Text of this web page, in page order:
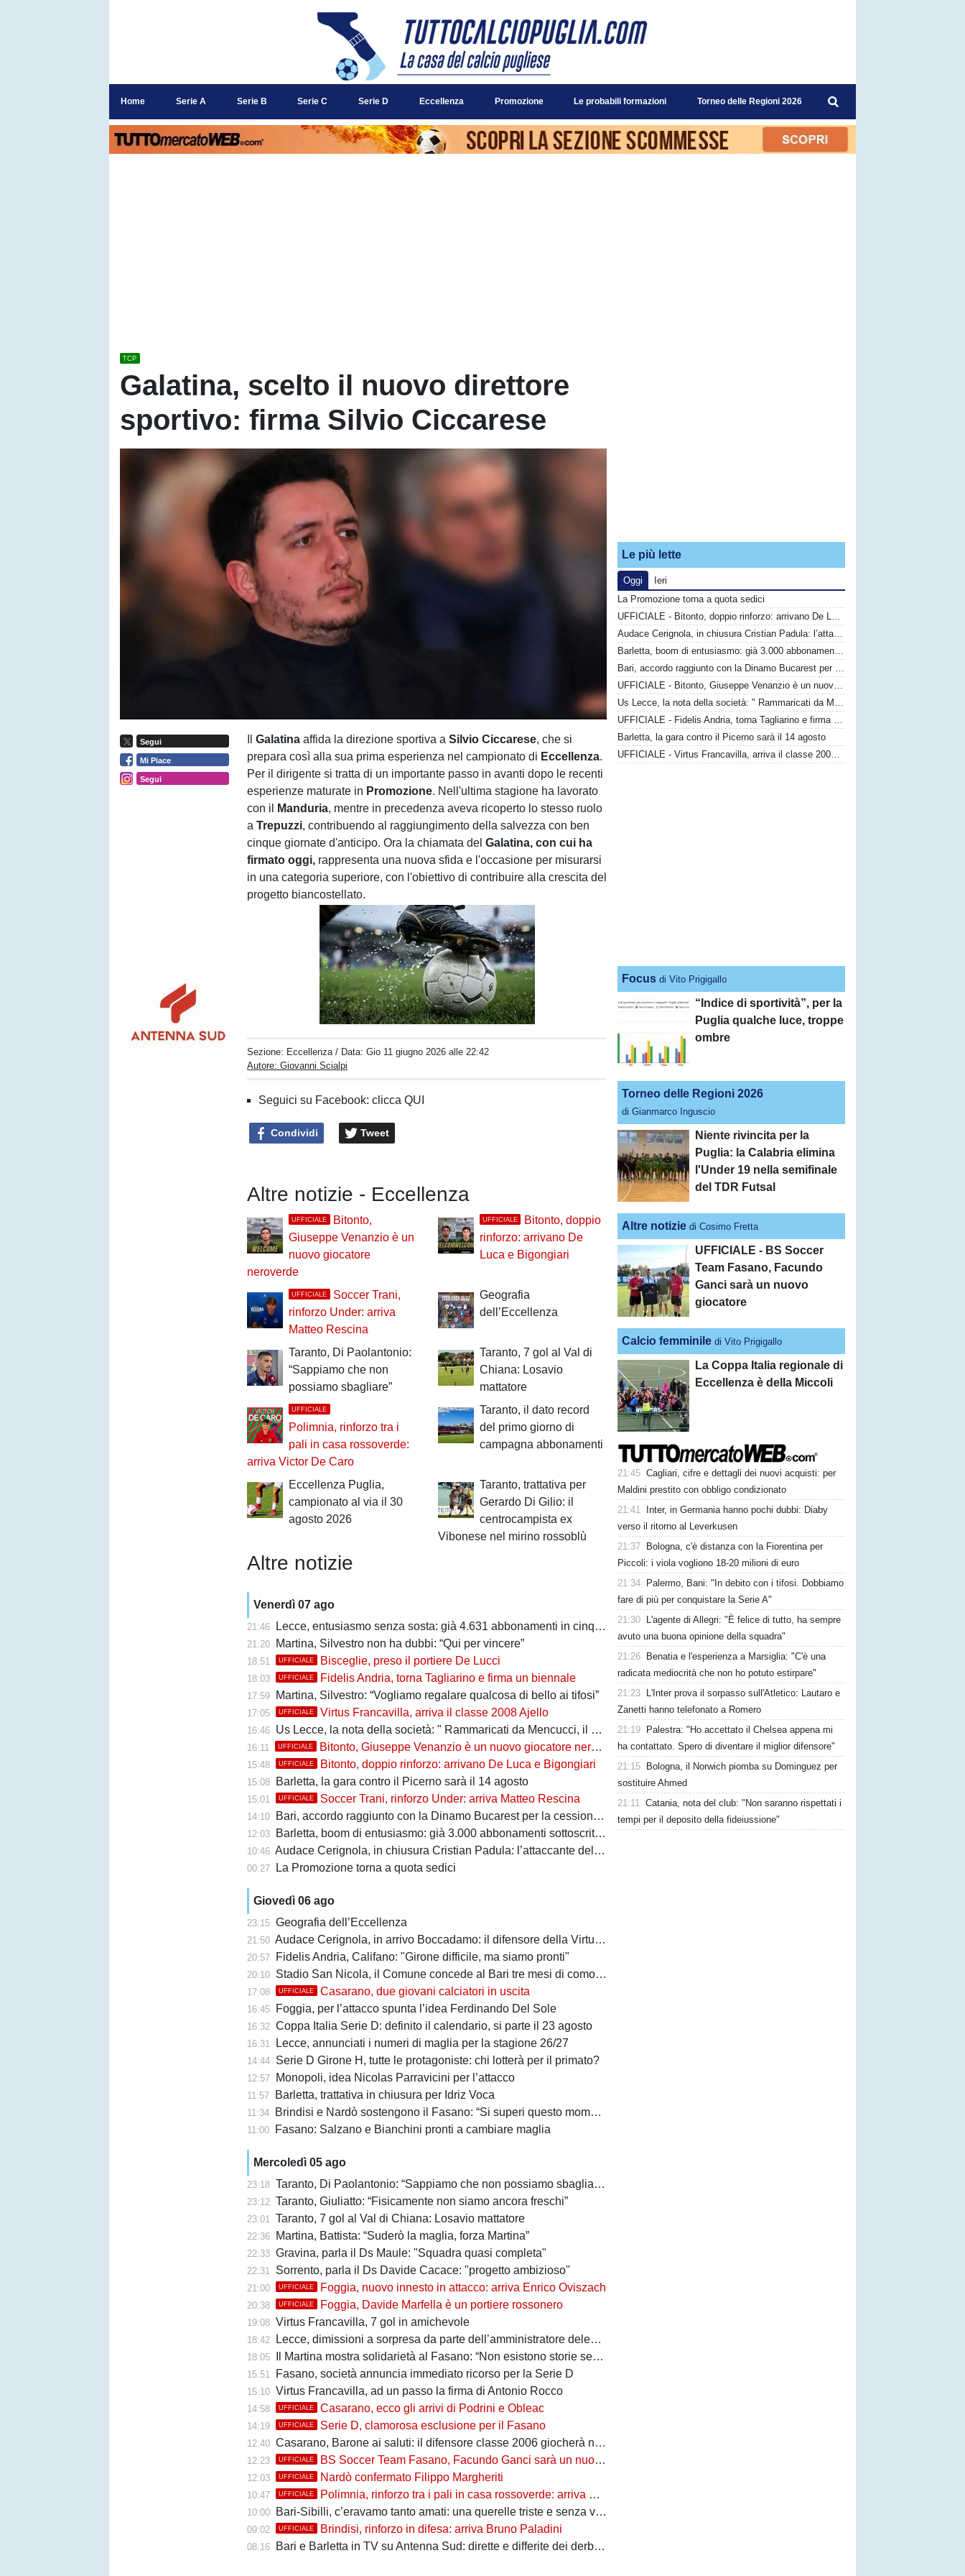
Home Serie A Serie B Serie C Serie D Eccellenza Promozione Le probabili formazioni Torneo delle Regioni 2026
TCP
Galatina, scelto il nuovo direttore
sportivo: firma Silvio Ciccarese
Segui
Mi Piace
Segui
IlGalatinaaffida la direzione sportiva aSilvio Ciccarese, che si
prepara così alla sua prima esperienza nel campionato di Eccellenza.
Per il dirigente si tratta di un importante passo in avanti dopo le recenti
esperienze maturate in Promozione. Nell'ultima stagione ha lavorato
con il
Manduria, mentre in precedenza aveva ricoperto lo stesso ruolo
aTrepuzzi, contribuendo al raggiungimento della salvezza con ben
cinque giornate d'anticipo. Ora la chiamata delGalatina, con cui ha
firmato oggi, rappresenta una nuova sfida e l'occasione per misurarsi
in una categoria superiore, con l'obiettivo di contribuire alla crescita del
progetto biancostellato.
Unmute
Loaded:
100.00%
Sezione: Eccellenza / Data:Gio 11 giugno 2026 alle 22:42
Autore: Giovanni Scialpi
Seguici su Facebook: clicca QUI
Condividi Tweet
Altre notizie - Eccellenza
UFFICIALE
Bitonto,
Giuseppe Venanzio è un
nuovo giocatore
neroverde
UFFICIALE
Bitonto, doppio
rinforzo: arrivano De
Luca e Bigongiari
UFFICIALE
Soccer Trani,
rinforzo Under: arriva
Matteo Rescina
Geografia
dell’Eccellenza
Taranto, Di Paolantonio:
“Sappiamo che non
possiamo sbagliare”
Taranto, 7 gol al Val di
Chiana: Losavio
mattatore
UFFICIALE
Polimnia, rinforzo tra i
pali in casa rossoverde:
arriva Victor De Caro
Taranto, il dato record
del primo giorno di
campagna abbonamenti
Eccellenza Puglia,
campionato al via il 30
agosto 2026
Taranto, trattativa per
Gerardo Di Gilio: il
centrocampista ex
Vibonese nel mirino rossoblù
Altre notizie
Venerdì 07 ago
21:46 Lecce, entusiasmo senza sosta: già 4.631 abbonamenti in cinque giorni
21:20 Martina, Silvestro non ha dubbi: “Qui per vincere”
18:51 UFFICIALE Bisceglie, preso il portiere De Lucci
18:03 UFFICIALE Fidelis Andria, torna Tagliarino e firma un biennale
17:59 Martina, Silvestro: “Vogliamo regalare qualcosa di bello ai tifosi”
17:05 UFFICIALE Virtus Francavilla, arriva il classe 2008 Ajello
16:46 Us Lecce, la nota della società: " Rammaricati da Mencucci, il 10 CDA straordinario"
16:11 UFFICIALE Bitonto, Giuseppe Venanzio è un nuovo giocatore neroverde
15:48 UFFICIALE Bitonto, doppio rinforzo: arrivano De Luca e Bigongiari
15:08 Barletta, la gara contro il Picerno sarà il 14 agosto
15:01 UFFICIALE Soccer Trani, rinforzo Under: arriva Matteo Rescina
14:10 Bari, accordo raggiunto con la Dinamo Bucarest per la cessione di Matthias Verreth
12:03 Barletta, boom di entusiasmo: già 3.000 abbonamenti sottoscritti per la Serie C
10:46 Audace Cerignola, in chiusura Cristian Padula: l’attaccante del Torino arriva in prestito
00:27 La Promozione torna a quota sedici
Giovedì 06 ago
23:15 Geografia dell’Eccellenza
21:50 Audace Cerignola, in arrivo Boccadamo: il difensore della Virtus Entella verso il prestito in gialloblù
20:57 Fidelis Andria, Califano: "Girone difficile, ma siamo pronti"
20:10 Stadio San Nicola, il Comune concede al Bari tre mesi di comodato d’uso precario: i dettagli
17:08 UFFICIALE Casarano, due giovani calciatori in uscita
16:45 Foggia, per l’attacco spunta l’idea Ferdinando Del Sole
16:32 Coppa Italia Serie D: definito il calendario, si parte il 23 agosto
16:31 Lecce, annunciati i numeri di maglia per la stagione 26/27
14:44 Serie D Girone H, tutte le protagoniste: chi lotterà per il primato?
12:57 Monopoli, idea Nicolas Parravicini per l’attacco
11:57 Barletta, trattativa in chiusura per Idriz Voca
11:34 Brindisi e Nardò sostengono il Fasano: “Si superi questo momento quanto prima”
11:00 Fasano: Salzano e Bianchini pronti a cambiare maglia
Mercoledì 05 ago
23:18 Taranto, Di Paolantonio: “Sappiamo che non possiamo sbagliare”
23:12 Taranto, Giuliatto: “Fisicamente non siamo ancora freschi”
23:01 Taranto, 7 gol al Val di Chiana: Losavio mattatore
22:36 Martina, Battista: “Suderò la maglia, forza Martina”
22:33 Gravina, parla il Ds Maule: "Squadra quasi completa"
22:31 Sorrento, parla il Ds Davide Cacace: "progetto ambizioso"
21:00 UFFICIALE Foggia, nuovo innesto in attacco: arriva Enrico Oviszach
20:38 UFFICIALE Foggia, Davide Marfella è un portiere rossonero
19:08 Virtus Francavilla, 7 gol in amichevole
18:42 Lecce, dimissioni a sorpresa da parte dell’amministratore delegato
18:05 Il Martina mostra solidarietà al Fasano: “Non esistono storie senza avversari”
15:51 Fasano, società annuncia immediato ricorso per la Serie D
15:10 Virtus Francavilla, ad un passo la firma di Antonio Rocco
14:58 UFFICIALE Casarano, ecco gli arrivi di Podrini e Obleac
14:19 UFFICIALE Serie D, clamorosa esclusione per il Fasano
12:40 Casarano, Barone ai saluti: il difensore classe 2006 giocherà nel Lanciano
12:23 UFFICIALE BS Soccer Team Fasano, Facundo Ganci sarà un nuovo giocatore
12:03 UFFICIALE Nardò confermato Filippo Margheriti
10:47 UFFICIALE Polimnia, rinforzo tra i pali in casa rossoverde: arriva Victor De Caro
10:00 Bari-Sibilli, c’eravamo tanto amati: una querelle triste e senza vincitori
09:02 UFFICIALE Brindisi, rinforzo in difesa: arriva Bruno Paladini
08:16 Bari e Barletta in TV su Antenna Sud: dirette e differite dei derby più attesi
Le più lette
Oggi
Ieri
La Promozione torna a quota sedici
UFFICIALE - Bitonto, doppio rinforzo: arrivano De Luca e Bigongiari
Audace Cerignola, in chiusura Cristian Padula: l’attaccante del Torino arriva in prestito
Barletta, boom di entusiasmo: già 3.000 abbonamenti sottoscritti per la Serie C
Bari, accordo raggiunto con la Dinamo Bucarest per la cessione di Matthias Verreth
UFFICIALE - Bitonto, Giuseppe Venanzio è un nuovo giocatore neroverde
Us Lecce, la nota della società: " Rammaricati da Mencucci, il 10 CDA straordinario"
UFFICIALE - Fidelis Andria, torna Tagliarino e firma un biennale
Barletta, la gara contro il Picerno sarà il 14 agosto
UFFICIALE - Virtus Francavilla, arriva il classe 2008 Ajello
Focus di Vito Prigigallo
“Indice di sportività”, per la
Puglia qualche luce, troppe
ombre
Torneo delle Regioni 2026
di Gianmarco Inguscio
Niente rivincita per la
Puglia: la Calabria elimina
l'Under 19 nella semifinale
del TDR Futsal
Altre notizie di Cosimo Fretta
UFFICIALE - BS Soccer
Team Fasano, Facundo
Ganci sarà un nuovo
giocatore
Calcio femminile di Vito Prigigallo
La Coppa Italia regionale di
Eccellenza è della Miccoli
21:45 Cagliari, cifre e dettagli dei nuovi acquisti: per
Maldini prestito con obbligo condizionato
21:41
Inter, in Germania hanno pochi dubbi: Diaby
verso il ritorno al Leverkusen
21:37
Bologna, c'è distanza con la Fiorentina per
Piccoli: i viola vogliono 18-20 milioni di euro
21:34
Palermo, Bani: "In debito con i tifosi. Dobbiamo
fare di più per conquistare la Serie A"
21:30
L'agente di Allegri: "È felice di tutto, ha sempre
avuto una buona opinione della squadra"
21:26
Benatia e l'esperienza a Marsiglia: "C'è una
radicata mediocrità che non ho potuto estirpare"
21:23
L'Inter prova il sorpasso sull'Atletico: Lautaro e
Zanetti hanno telefonato a Romero
21:19
Palestra: "Ho accettato il Chelsea appena mi
ha contattato. Spero di diventare il miglior difensore"
21:15
Bologna, il Norwich piomba su Dominguez per
sostituire Ahmed
21:11 Catania, nota del club: "Non saranno rispettati i
tempi per il deposito della fideiussione"